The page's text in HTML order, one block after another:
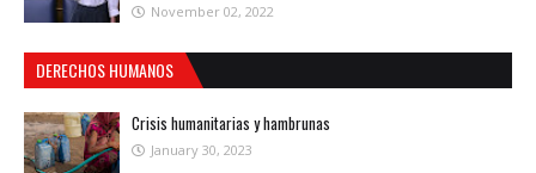
November 02, 2022
DERECHOS HUMANOS
Crisis humanitarias y hambrunas
January 30, 2023